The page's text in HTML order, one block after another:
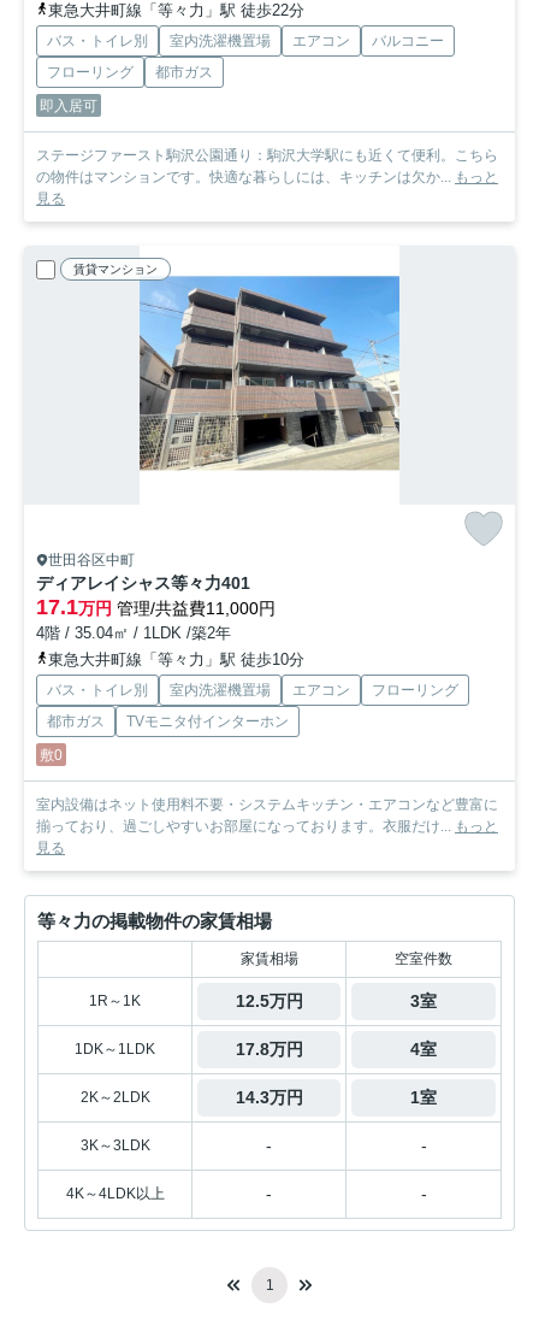
東急大井町線「等々力」駅 徒歩22分
バス・トイレ別 室内洗濯機置場 エアコン
バルコニー
フローリング
都市ガス
即入居可
ステージファースト駒沢公園通り：駒沢大学駅にも近くて便利。こちら
の物件はマンションです。快適な暮らしには、キッチンは欠か... もっと
見る
賃貸マンション
世田谷区中町
ディアレイシャス等々力401
17.1万円 管理/共益費11,000円
4階 / 35.04㎡ / 1LDK /築2年
東急大井町線「等々力」駅 徒歩10分
バス・トイレ別 室内洗濯機置場 エアコン
フローリング
都市ガス
TVモニタ付インターホン
敷0
室内設備はネット使用料不要・システムキッチン・エアコンなど豊富に
揃っており、過ごしやすいお部屋になっております。衣服だけ... もっと
見る
等々力の掲載物件の家賃相場
家賃相場 空室件数
1R～1K 12.5万円 3室
1DK～1LDK 17.8万円 4室
2K～2LDK 14.3万円 1室
3K～3LDK - -
4K～4LDK以上 - -
1